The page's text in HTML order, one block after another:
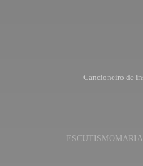
Cancioneiro de
ESCUTISMO